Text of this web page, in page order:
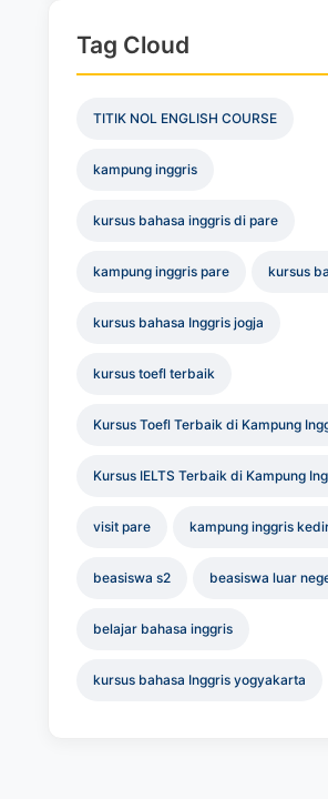
Tag Cloud
TITIK NOL ENGLISH COURSE
kampung inggris
kursus bahasa inggris di pare
kampung inggris pare kursus
kursus bahasa Inggris jogja
kursus toefl terbaik
Kursus Toefl Terbaik di Kampung
Kursus IELTS Terbaik di Kampung
visit pare kampung inggris
beasiswa s2 beasiswa luar
belajar bahasa inggris
kursus bahasa Inggris yogyakarta